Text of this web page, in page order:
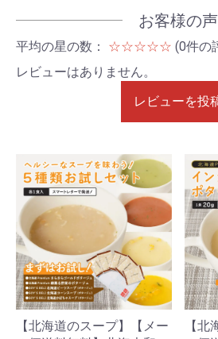
お客様の声
平均の星の数： ☆☆☆☆☆ (0件の
レビューはありません。
レビューを投
【北海道のスープ】【メー
【